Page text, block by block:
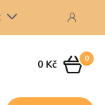
0
0 Kč